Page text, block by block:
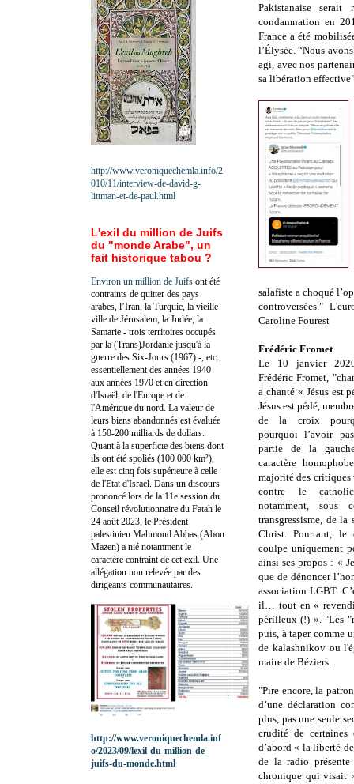
Pakistanaise
condamnation en
France a été
l’Élysée. “Nous
agi, avec nos
sa libération
salafiste a choqué
controversées."
Caroline Fourest
Frédéric Fromet
Le 10 janvier
Frédéric Fromet,
a chanté « Jésus est
Jésus est pédé,
de la croix
pourquoi l’avoir
partie de la
caractère
majorité des critiques
contre le
notamment, sous
transgressisme, de
Christ. Pourtant, le
coulpe uniquement
ainsi ses propos : «
que de dénoncer
association LGBT.
il… tout en «
périlleux (!) ». "Les
puis, à taper comme
de kalashnikov ou
maire de Béziers.
"Pire encore, la
d’une déclaration
plus, pas une seule
crudité de certaines
d’abord « la liberté
de la radio présente
chronique qui visait
http://www.veroniquechemla.info/2
010/11/interview-de-david-g-
littman-et-de-paul.html
L'exil du million de Juifs
du "monde Arabe", un
fait historique tabou ?
Environ un million de Juifs ont été
contraints de quitter des pays
arabes, l’Iran, la Turquie, la vieille
ville de Jérusalem, la Judée, la
Samarie - trois territoires occupés
par la (Trans)Jordanie jusqu'à la
guerre des Six-Jours (1967) -, etc.,
essentiellement des années 1940
aux années 1970 et en direction
d'Israël, de l'Europe et de
l'Amérique du nord. La valeur de
leurs biens abandonnés est évaluée
à 150-200 milliards de dollars.
Quant à la superficie des biens dont
ils ont été spoliés (100 000 km²),
elle est cinq fois supérieure à celle
de l'Etat d'Israël. Dans un discours
prononcé lors de la 11e session du
Conseil révolutionnaire du Fatah le
24 août 2023, le Président
palestinien Mahmoud Abbas (Abou
Mazen) a nié notamment le
caractère contraint de cet exil. Une
allégation non relevée par des
dirigeants communautaires.
http://www.veroniquechemla.inf
o/2023/09/lexil-du-million-de-
juifs-du-monde.html